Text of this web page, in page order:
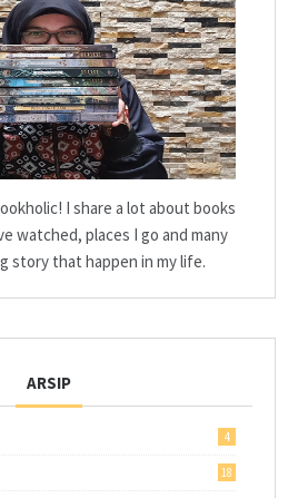
I share a lot about books
watched, places I go and many
story that happen in my life.
ARSIP
4
18